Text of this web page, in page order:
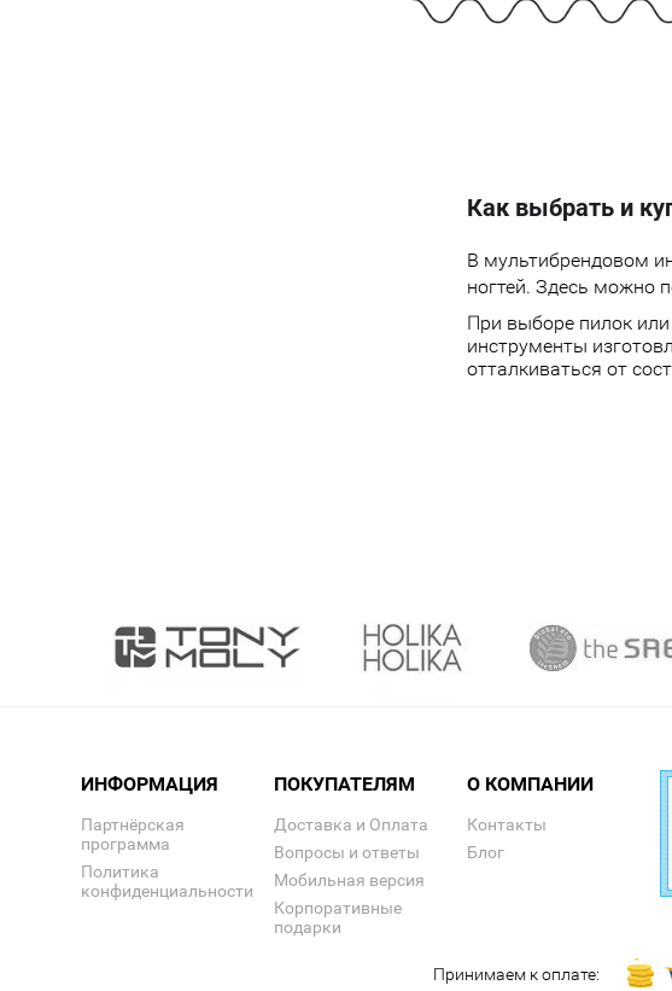
Как выбрать и
В мультибрендовом
ногтей. Здесь можно
При выборе пилок
инструменты
отталкиваться от
ИНФОРМАЦИЯ
Партнёрская
программа
Политика
конфиденциальности
ПОКУПАТЕЛЯМ
Доставка и Оплата
Вопросы и ответы
Мобильная версия
Корпоративные
подарки
О КОМПАНИИ
Контакты
Блог
Принимаем к оплате: